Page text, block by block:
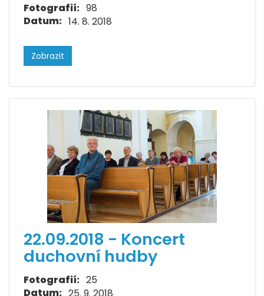
Fotografií: 98
Datum: 14. 8. 2018
Zobrazit
22.09.2018 - Koncert
duchovní hudby
Fotografií: 25
Datum: